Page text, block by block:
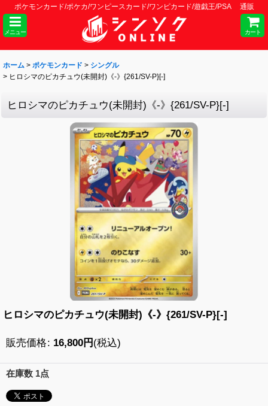
ポケモンカード/ポケカ/ワンピースカード/ワンピカード/遊戯王/PSA 通販
メニュー カート
ホーム > ポケモンカード > シングル
> ヒロシマのピカチュウ(未開封)《-》{261/SV-P}[-]
ヒロシマのピカチュウ(未開封)《-》{261/SV-P}[-]
ヒロシマのピカチュウ(未開封)《-》{261/SV-P}[-]
販売価格: 16,800円 (税込)
在庫数 1点